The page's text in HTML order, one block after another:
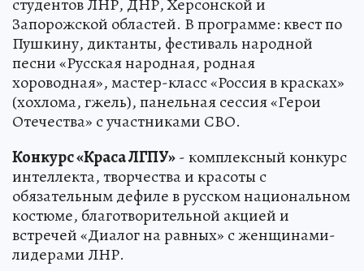
Запорожской областей. В программе: квест по
Пушкину, диктанты, фестиваль народной
песни «Русская народная, родная
хороводная», мастер-класс «Россия в красках»
(хохлома, гжель), панельная сессия «Герои
Отечества» с участниками СВО.
Конкурс «Краса ЛГПУ»- комплексный конкурс
интеллекта, творчества и красоты с
обязательным дефиле в русском национальном
костюме, благотворительной акцией и
встречей «Диалог на равных» с женщинами-
лидерами ЛНР.